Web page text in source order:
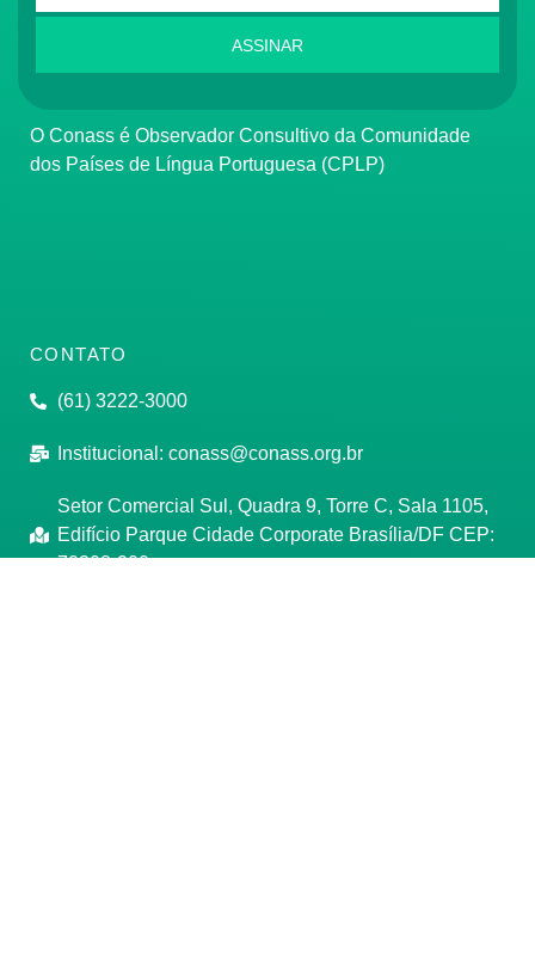
ASSINAR
O Conass é Observador Consultivo da Comunidade
dos Países de Língua Portuguesa (CPLP)
CONTATO
(61) 3222-3000
Institucional: conass@conass.org.br
Setor Comercial Sul, Quadra 9, Torre C, Sala 1105,
Edifício Parque Cidade Corporate Brasília/DF CEP:
70308-200